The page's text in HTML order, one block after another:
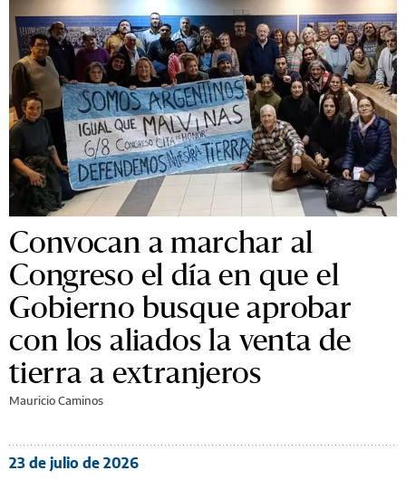
Convocan a marchar al
Congreso el día en que el
Gobierno busque aprobar
con los aliados la venta de
tierra a extranjeros
Mauricio Caminos
23 de julio de 2026